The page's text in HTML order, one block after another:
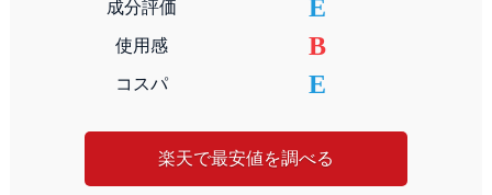
成分評価
使用感
コスパ
E
B
E
楽天で最安値を調べる